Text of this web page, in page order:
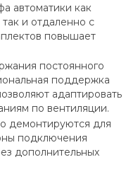
автоматики как
и отдаленно с
повышает
постоянного
поддержка
адаптировать
по вентиляции.
демонтируются для
подключения
дополнительных